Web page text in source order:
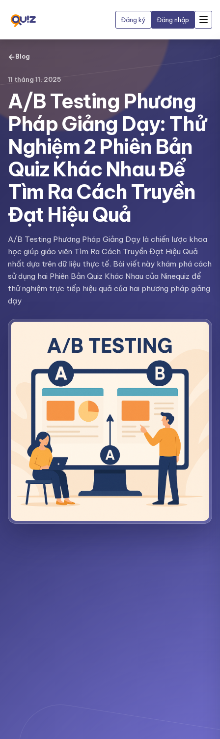
Đăng ký Đăng nhập
← Blog
11 tháng 11, 2025
A/B Testing Phương
Pháp Giảng Dạy: Thử
Nghiệm 2 Phiên Bản
Quiz Khác Nhau Để
Tìm Ra Cách Truyền
Đạt Hiệu Quả
A/B Testing Phương Pháp Giảng Dạy là chiến lược khoa
học giúp giáo viên Tìm Ra Cách Truyền Đạt Hiệu Quả
nhất dựa trên dữ liệu thực tế. Bài viết này khám phá cách
sử dụng hai Phiên Bản Quiz Khác Nhau của Ninequiz để
thử nghiệm trực tiếp hiệu quả của hai phương pháp giảng
dạy